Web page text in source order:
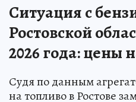
Ситуация с
Ростовской
2026 года: цены
Судя по данным
на топливо в Ростове